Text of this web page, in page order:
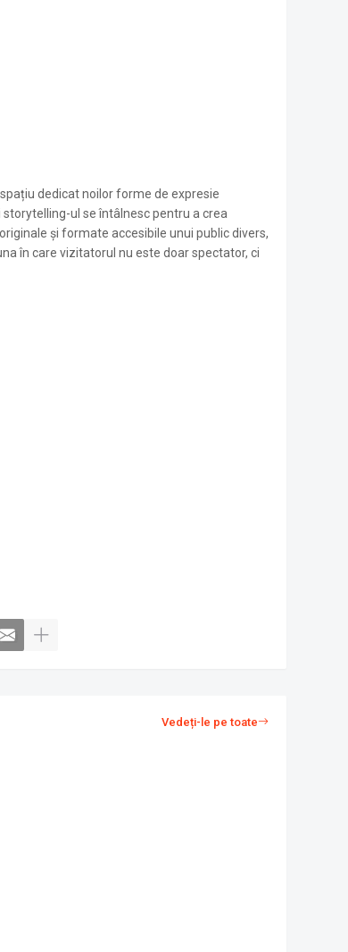
dedicat noilor forme de expresie
ul se întâlnesc pentru a crea
și formate accesibile unui public divers,
în care vizitatorul nu este doar spectator, ci
Vedeți-le pe toate